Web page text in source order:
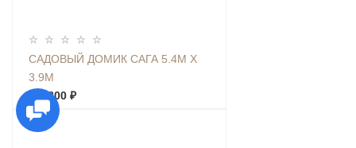
САДОВЫЙ ДОМИК САГА 5.4М Х
3.9М
657800 ₽